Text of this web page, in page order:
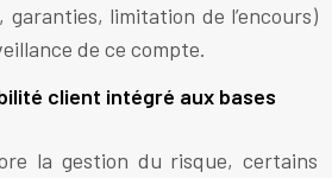
garanties, limitation de l’encours)
de ce compte.
client intégré aux bases
la gestion du risque, certains